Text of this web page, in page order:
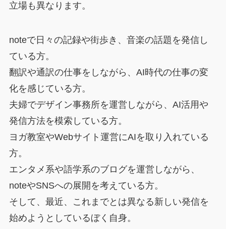
立場も異なります。
noteで日々の記録や街歩き、音楽の話題を発信し
ている方。
翻訳や通訳の仕事をしながら、AI時代の仕事の変
化を感じている方。
夫婦でデザイン事務所を運営しながら、AI活用や
発信方法を模索している方。
ヨガ教室やWebサイト運営にAIを取り入れている
方。
エンタメ系や語学系のブログを運営しながら、
noteやSNSへの展開を考えている方。
そして、最近、これまでとは異なる新しい発信を
始めようとしているぼく自身。